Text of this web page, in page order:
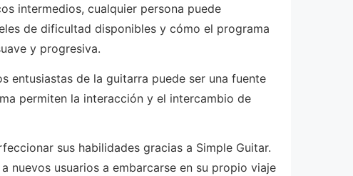
intermedios, cualquier persona puede
de dificultad disponibles y cómo el programa
y progresiva.
entusiastas de la guitarra puede ser una fuente
permiten la interacción y el intercambio de
sus habilidades gracias a Simple Guitar.
nuevos usuarios a embarcarse en su propio viaje